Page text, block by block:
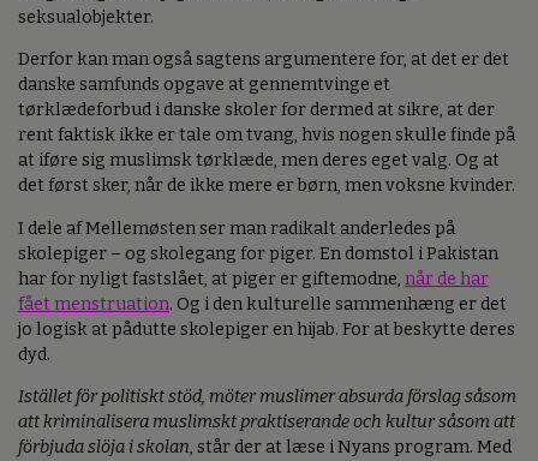
seksualobjekter.
Derfor kan man også sagtens argumentere for, at det er det
danske samfunds opgave at gennemtvinge et
tørklædeforbud i danske skoler for dermed at sikre, at der
rent faktisk ikke er tale om tvang, hvis nogen skulle finde på
at iføre sig muslimsk tørklæde, men deres eget valg. Og at
det først sker, når de ikke mere er børn, men voksne kvinder.
I dele af Mellemøsten ser man radikalt anderledes på
skolepiger – og skolegang for piger. En domstol i Pakistan
har for nyligt fastslået, at piger er giftemodne, når de har
fået menstruation. Og i den kulturelle sammenhæng er det
jo logisk at pådutte skolepiger en hijab. For at beskytte deres
dyd.
Istället för politiskt stöd, möter muslimer absurda förslag såsom
att kriminalisera muslimskt praktiserande och kultur såsom att
förbjuda slöja i skolan, står der at læse i Nyans program. Med